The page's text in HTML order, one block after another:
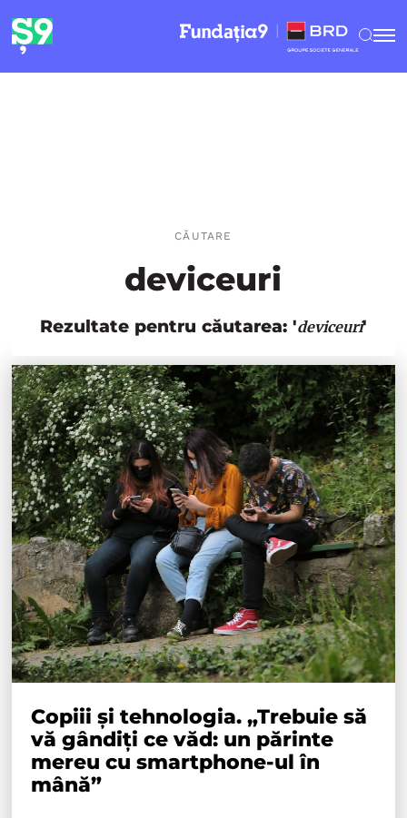
CĂUTARE
deviceuri
Rezultate pentru căutarea: 'deviceuri'
Copiii și tehnologia. „Trebuie să
vă gândiți ce văd: un părinte
mereu cu smartphone-ul în
mână”